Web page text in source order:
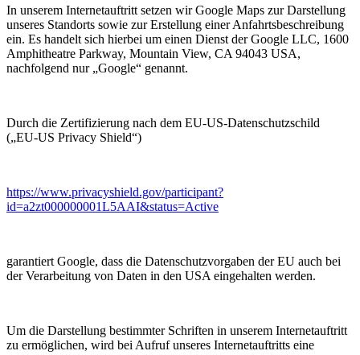
In unserem Internetauftritt setzen wir Google Maps zur Darstellung
unseres Standorts sowie zur Erstellung einer Anfahrtsbeschreibung
ein. Es handelt sich hierbei um einen Dienst der Google LLC, 1600
Amphitheatre Parkway, Mountain View, CA 94043 USA,
nachfolgend nur „Google“ genannt.
Durch die Zertifizierung nach dem EU-US-Datenschutzschild
(„EU-US Privacy Shield“)
https://www.privacyshield.gov/participant?
id=a2zt000000001L5AAI&status=Active
garantiert Google, dass die Datenschutzvorgaben der EU auch bei
der Verarbeitung von Daten in den USA eingehalten werden.
Um die Darstellung bestimmter Schriften in unserem Internetauftritt
zu ermöglichen, wird bei Aufruf unseres Internetauftritts eine